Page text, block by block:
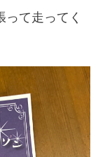
て走ってく